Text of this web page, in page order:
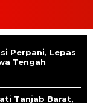
Perpani, Lepas
Tengah
Tanjab Barat,